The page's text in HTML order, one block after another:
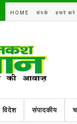
HOME संपर्क हमारे बारे
विदेश संपादकीय